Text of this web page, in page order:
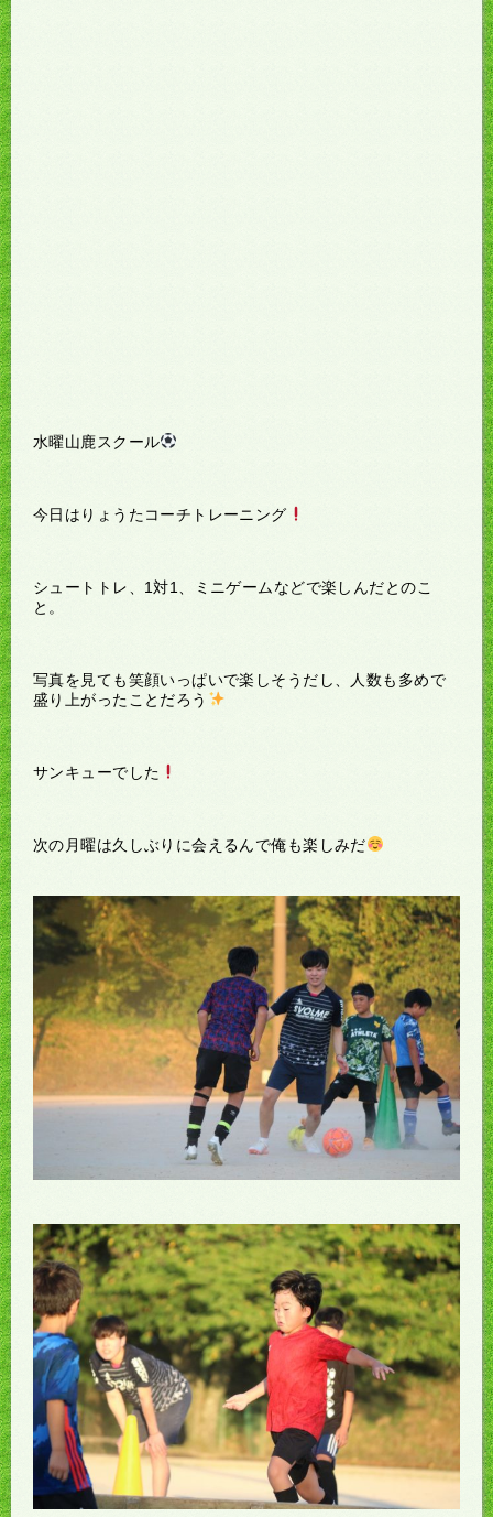
水曜山鹿スクール
今日はりょうたコーチトレーニング
シュートトレ、1対1、ミニゲームなどで楽しんだとのこ
と。
写真を見ても笑顔いっぱいで楽しそうだし、人数も多めで
盛り上がったことだろう
サンキューでした
次の月曜は久しぶりに会えるんで俺も楽しみだ